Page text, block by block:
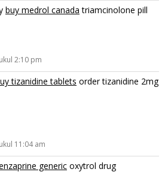
buy medrol canada triamcinolone pill
2:10 pm
tizanidine tablets order tizanidine 2mg
11:04 am
generic oxytrol drug